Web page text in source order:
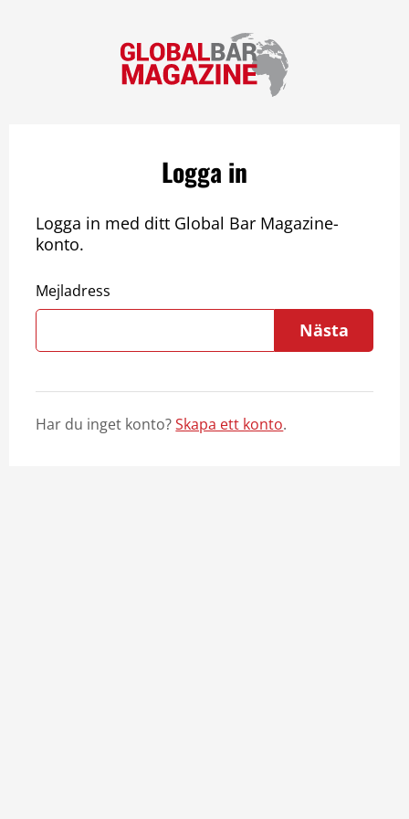
Logga in
Logga in med ditt Global Bar Magazine-
konto.
Mejladress
Nästa
Har du inget konto?Skapa ett konto.